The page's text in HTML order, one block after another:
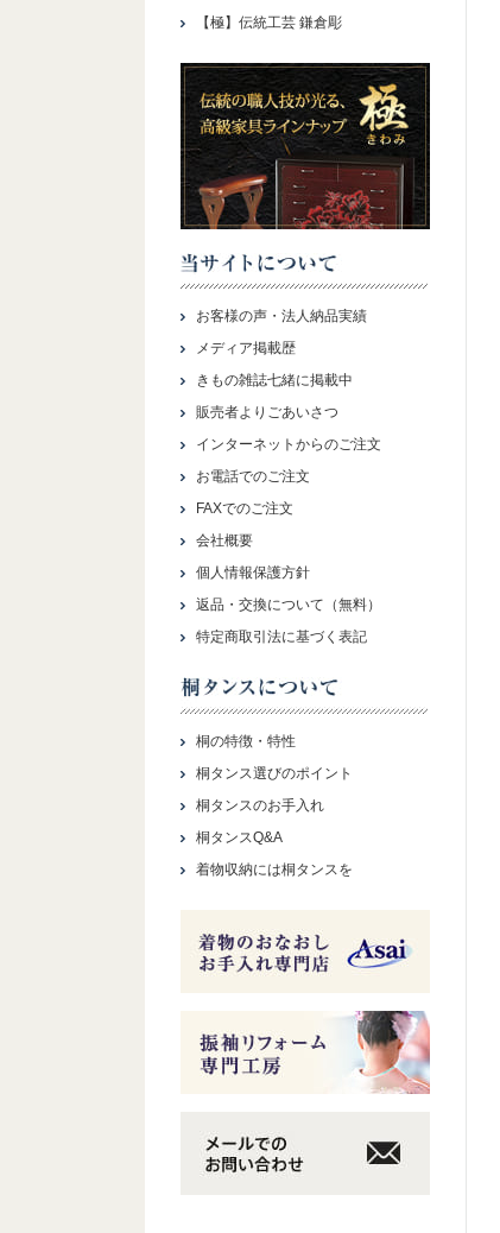
【極】伝統工芸 鎌倉彫
お客様の声・法人納品実績
メディア掲載歴
きもの雑誌七緒に掲載中
販売者よりごあいさつ
インターネットからのご注文
お電話でのご注文
FAXでのご注文
会社概要
個人情報保護方針
返品・交換について（無料）
特定商取引法に基づく表記
桐の特徴・特性
桐タンス選びのポイント
桐タンスのお手入れ
桐タンスQ&A
着物収納には桐タンスを